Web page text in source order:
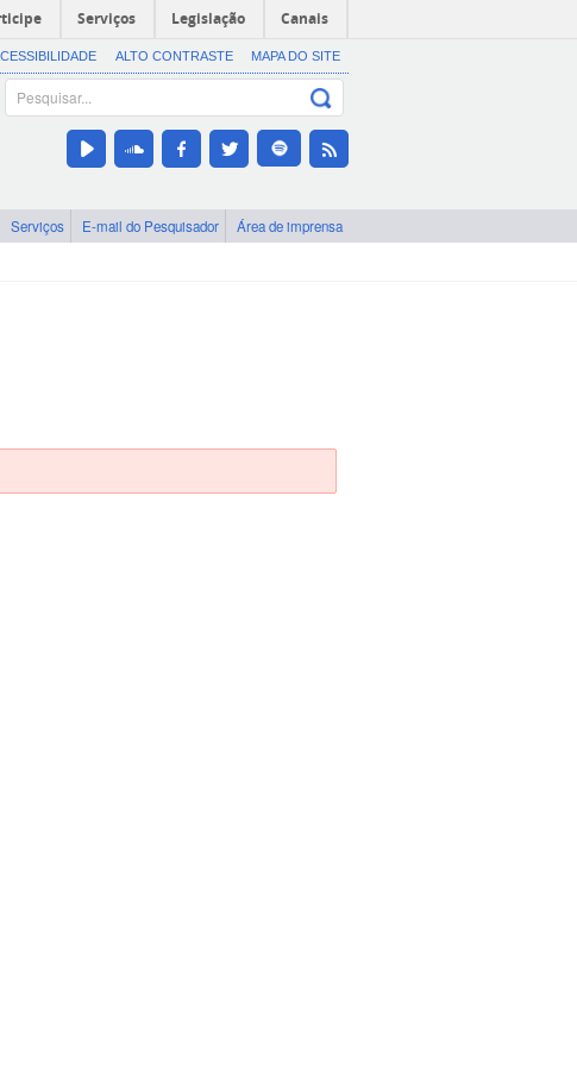
Serviços Legislação Canais
ALTO CONTRASTE MAPA DO SITE
Serviços E-mail do Pesquisador Área de imprensa